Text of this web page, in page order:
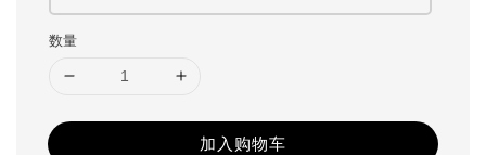
数量
加入购物车